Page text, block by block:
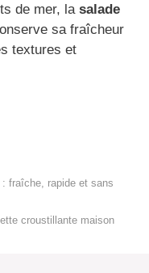
de mer, la salade
sa fraîcheur
textures et
fraîche, rapide et sans
croustillante maison